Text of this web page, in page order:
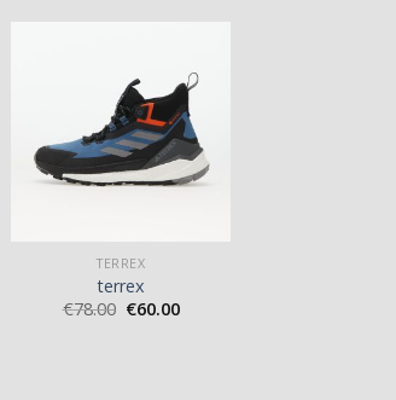
TERREX
terrex
€78.00 €60.00